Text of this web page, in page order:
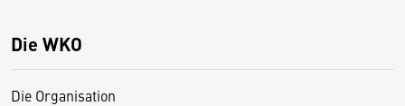
Die WKO
Die Organisation